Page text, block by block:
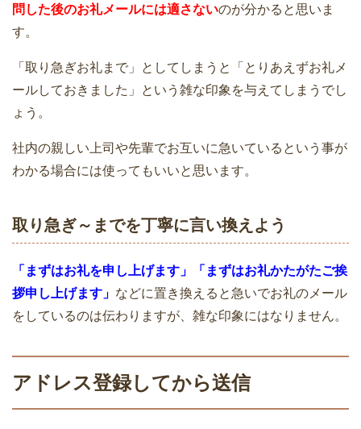
問した後のお礼メールには適さないのが分かると思いま
す。
「取り急ぎお礼まで」としてしまうと「とりあえずお礼メ
ールしておきました」という雑な印象を与えてしまうでし
ょう。
社内の親しい上司や先輩でお互いに急いているという事が
わかる場合には使ってもいいと思います。
取り急ぎ～までを丁寧に言い換えよう
「まずはお礼を申し上げます」「まずはお礼かたがたご挨
拶申し上げます」 などに置き換えると急いでお礼のメール
をしているのは伝わりますが、雑な印象にはなりません。
アドレス登録してから送信